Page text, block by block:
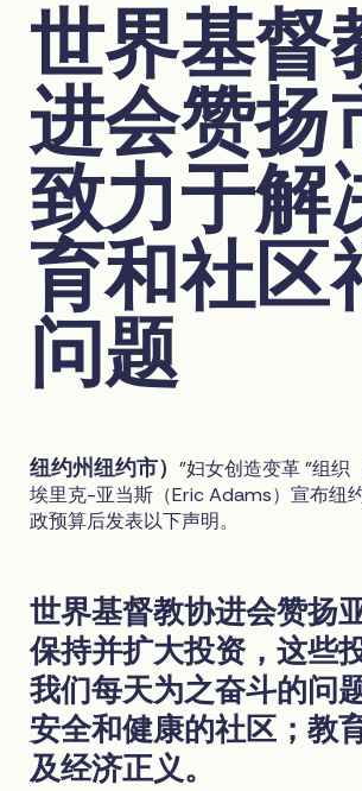
世界基督
进会赞扬
致力于解
育和社区
问题
纽约州纽约市）"妇女创造变革 "组织
埃里克-亚当斯（Eric Adams）宣布纽
政预算后发表以下声明。
世界基督教协进会赞扬
保持并扩大投资，这些
我们每天为之奋斗的问
安全和健康的社区；教
及经济正义。